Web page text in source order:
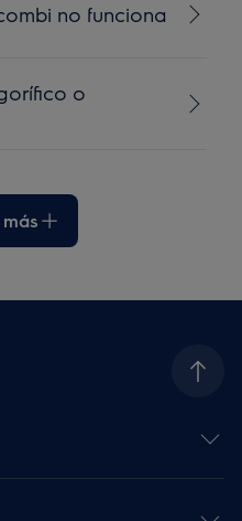
no funciona
o